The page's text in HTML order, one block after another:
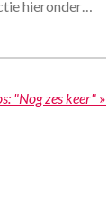
hieronder…
"Nog zes keer" »